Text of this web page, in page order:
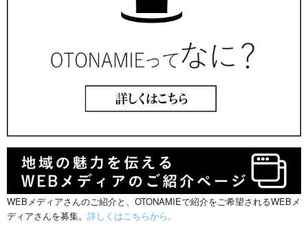
WEBメディアさんのご紹介と、OTONAMIEで紹介をご希望されるWEBメ
ディアさんを募集。 詳しくはこちらから。